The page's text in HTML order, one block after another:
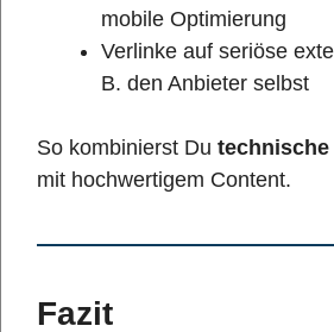
mobile Optimierung
Verlinke auf seriöse
B. den Anbieter selbst
So kombinierst Du
mit hochwertigem Content.
Fazit